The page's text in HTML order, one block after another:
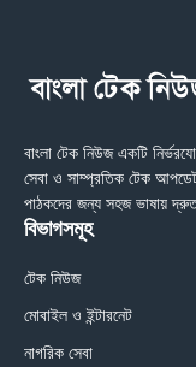
বাংলা টেক নিউজ একটি
সেবা ও সাম্প্রতিক টেক
পাঠকদের জন্য সহজ ভাষায়
বিভাগসমূহ
টেক নিউজ
মোবাইল ও ইন্টারনেট
নাগরিক সেবা